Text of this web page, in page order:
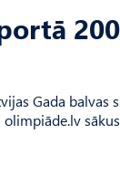
Gada balvas